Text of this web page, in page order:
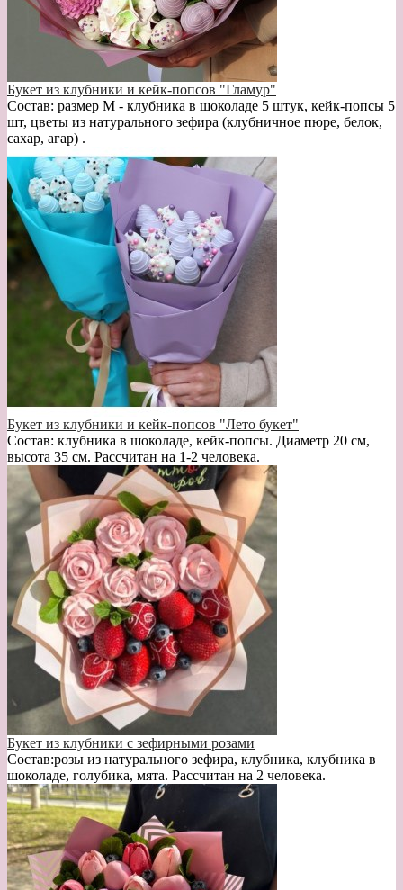
Букет из клубники и кейк-попсов "Гламур"
Состав: размер М - клубника в шоколаде 5 штук, кейк-попсы 5
шт, цветы из натурального зефира (клубничное пюре, белок,
сахар, агар) .
Букет из клубники и кейк-попсов "Лето букет"
Состав: клубника в шоколаде, кейк-попсы. Диаметр 20 см,
высота 35 см. Рассчитан на 1-2 человека.
Букет из клубники с зефирными розами
Состав:розы из натурального зефира, клубника, клубника в
шоколаде, голубика, мята. Рассчитан на 2 человека.